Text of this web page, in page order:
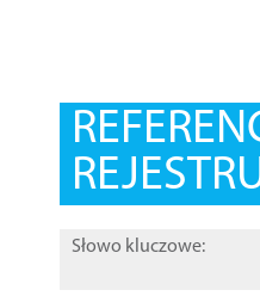
Słowo kluczowe: